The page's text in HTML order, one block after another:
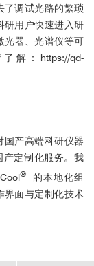
了调试光路的繁琐
研用户快速进入研
光器、光谱仪等可
解： https://qd-
国产高端科研仪器
产定制化服务。我
®
的本地化组
界面与定制化技术